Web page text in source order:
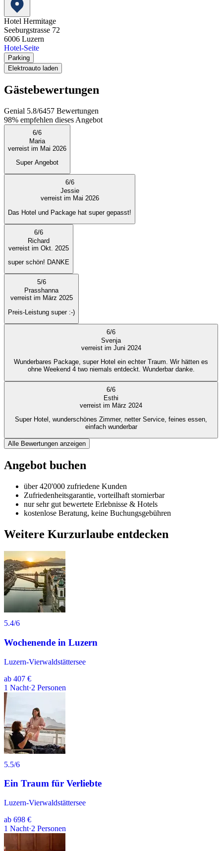
Hotel Hermitage
Seeburgstrasse 72
6006 Luzern
Hotel-Seite
Parking
Elektroauto laden
Gästebewertungen
Genial 5.8/6457 Bewertungen
98% empfehlen dieses Angebot
6/6
Maria
verreist im Mai 2026
Super Angebot
6/6
Jessie
verreist im Mai 2026
Das Hotel und Package hat super gepasst!
6/6
Richard
verreist im Okt. 2025
super schön! DANKE
5/6
Prasshanna
verreist im März 2025
Preis-Leistung super :-)
6/6
Svenja
verreist im Juni 2024
Wunderbares Package, super Hotel ein echter Traum. Wir hätten es
ohne Weekend 4 two niemals entdeckt. Wunderbar danke.
6/6
Esthi
verreist im März 2024
Super Hotel, wunderschönes Zimmer, netter Service, feines essen,
einfach wunderbar
Alle Bewertungen anzeigen
Angebot buchen
über 420'000 zufriedene Kunden
Zufriedenheitsgarantie, vorteilhaft stornierbar
nur sehr gut bewertete Erlebnisse & Hotels
kostenlose Beratung, keine Buchungsgebühren
Weitere Kurzurlaube entdecken
5.4/6
Wochenende in Luzern
Luzern-Vierwaldstättersee
ab 407 €
1 Nacht·2 Personen
5.5/6
Ein Traum für Verliebte
Luzern-Vierwaldstättersee
ab 698 €
1 Nacht·2 Personen